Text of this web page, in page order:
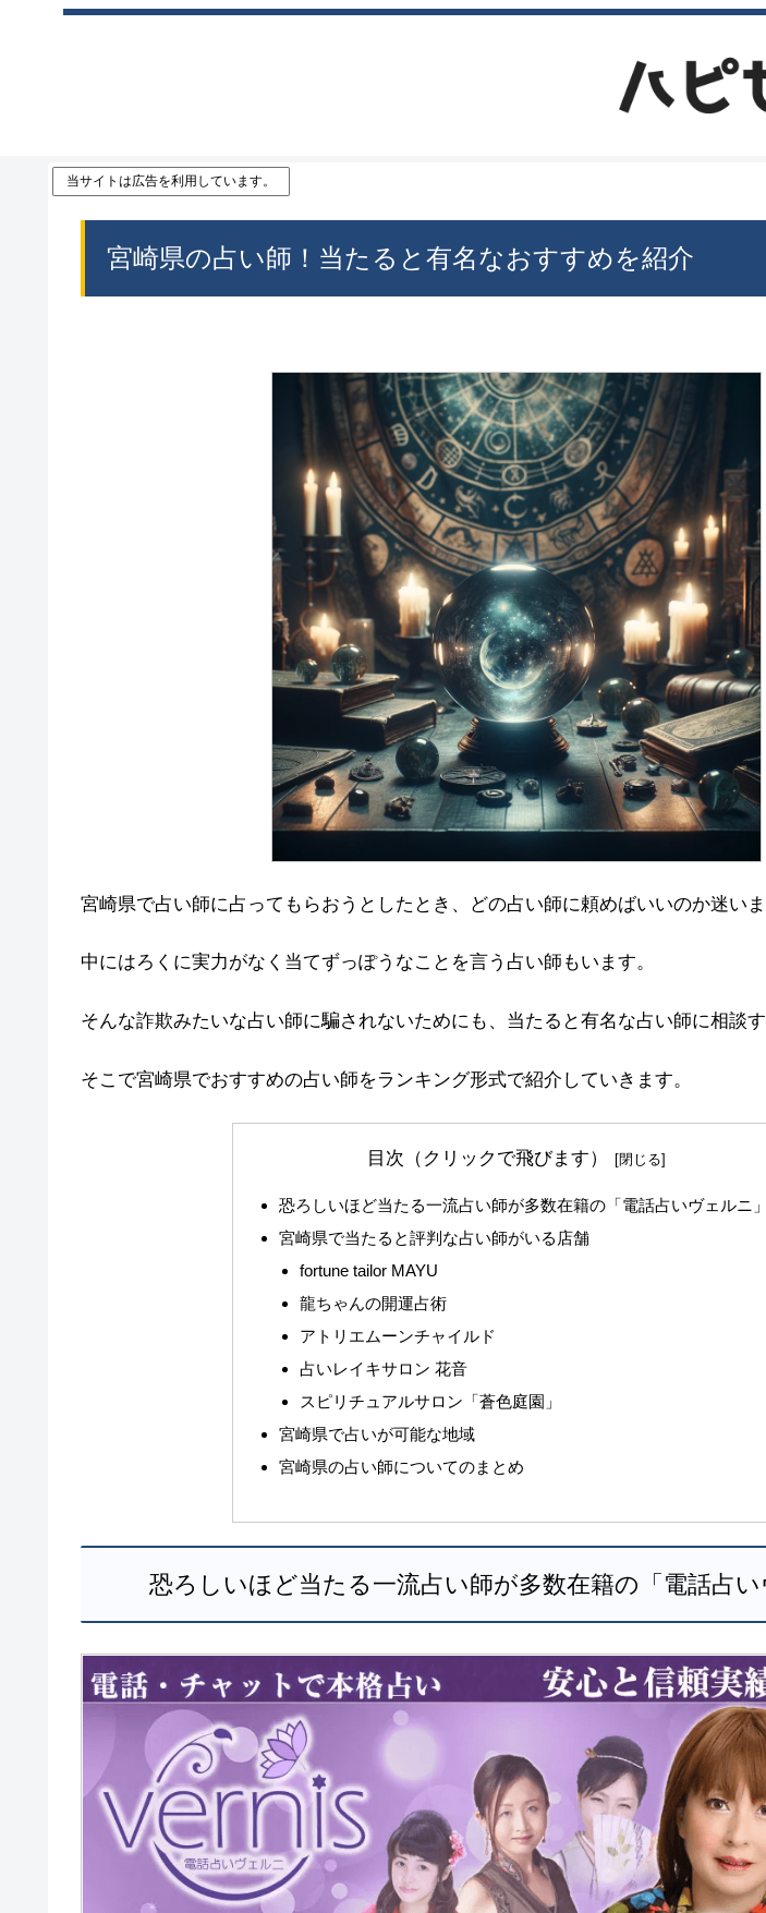
当サイトは広告を利用しています。
宮崎県の占い師！当たると有名なおすすめを紹介
宮崎県で占い師に占ってもらおうとしたとき、どの占い師に頼めばいいのか迷いま
中にはろくに実力がなく当てずっぽうなことを言う占い師もいます。
そんな詐欺みたいな占い師に騙されないためにも、当たると有名な占い師に相談す
そこで宮崎県でおすすめの占い師をランキング形式で紹介していきます。
目次（クリックで飛びます）
恐ろしいほど当たる一流占い師が多数在籍の「電話占いヴェルニ」
宮崎県で当たると評判な占い師がいる店舗
fortune tailor MAYU
龍ちゃんの開運占術
アトリエムーンチャイルド
占いレイキサロン 花音
スピリチュアルサロン「蒼色庭園」
宮崎県で占いが可能な地域
宮崎県の占い師についてのまとめ
恐ろしいほど当たる一流占い師が多数在籍の「電話占い